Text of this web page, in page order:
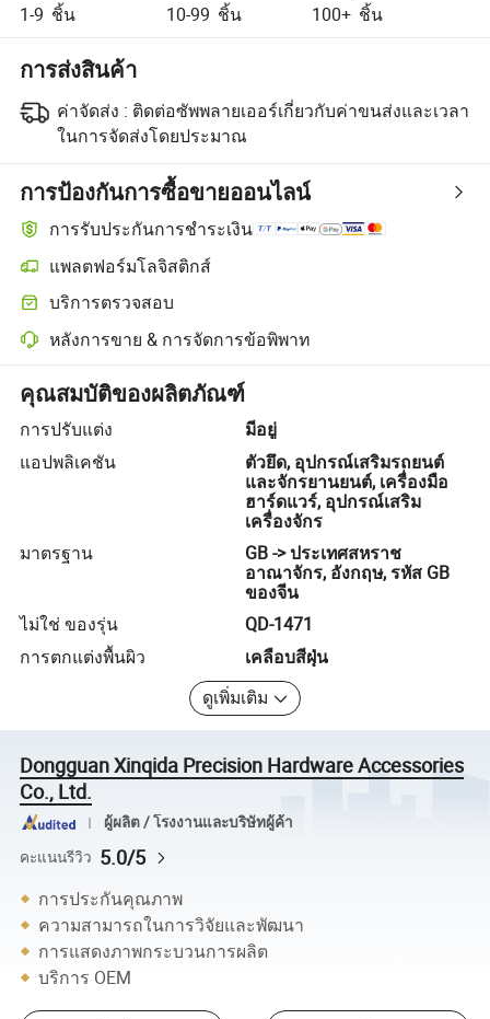
1-9 ชิ้น 10-99 ชิ้น 100+ ชิ้น
การส่งสินค้า
ค่าจัดส่ง : ติดต่อซัพพลายเออร์เกี่ยวกับค่าขนส่งและเวลา
ในการจัดส่งโดยประมาณ
การป้องกันการซื้อขายออนไลน์
การรับประกันการชำระเงิน
แพลตฟอร์มโลจิสติกส์
การติดตามการจัดส่งที่ชัดเจนยิ่งขึ้นด้วยการขนส่งที่รองรับโดยแพลตฟอ
บริการตรวจสอบ
การตรวจสอบก่อนการจัดส่งแบบเลือกได้สำหรับการตรวจสอบคุณภาพ
หลังการขาย & การจัดการข้อพิพาท
การแก้ไขข้อพิพาทที่ช่วยโดยแพลตฟอร์ม รวมถึงการคืนเงินหรือการคืน
คุณสมบัติของผลิตภัณฑ์
การปรับแต่ง
มีอยู่
แอปพลิเคชัน
ตัวยึด, อุปกรณ์เสริมรถยนต์
และจักรยานยนต์, เครื่องมือ
ฮาร์ดแวร์, อุปกรณ์เสริม
เครื่องจักร
มาตรฐาน
GB -> ประเทศสหราช
อาณาจักร, อังกฤษ, รหัส GB
ของจีน
ไม่ใช่ ของรุ่น
QD-1471
การตกแต่งพื้นผิว
เคลือบสีฝุ่น
ดูเพิ่มเติม
Dongguan Xinqida Precision Hardware Accessories
Co., Ltd.
ผู้ผลิต / โรงงานและบริษัทผู้ค้า
คะแนนรีวิว 5.0/5
การประกันคุณภาพ
ความสามารถในการวิจัยและพัฒนา
การแสดงภาพกระบวนการผลิต
บริการ OEM